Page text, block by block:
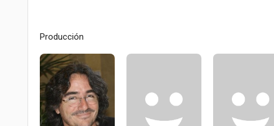
Producción